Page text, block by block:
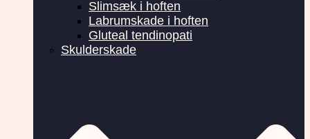
Slimsæk i hoften
Labrumskade i hoften
Gluteal tendinopati
Skulderskade